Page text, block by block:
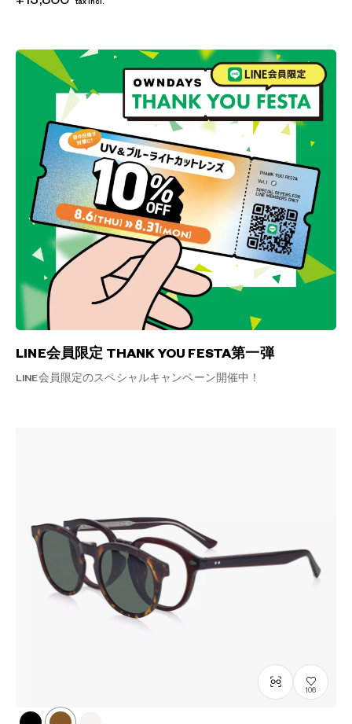
LINE会員限定 THANK YOU FESTA第一弾
LINE会員限定のスペシャルキャンペーン開催中！
tax incl.
106